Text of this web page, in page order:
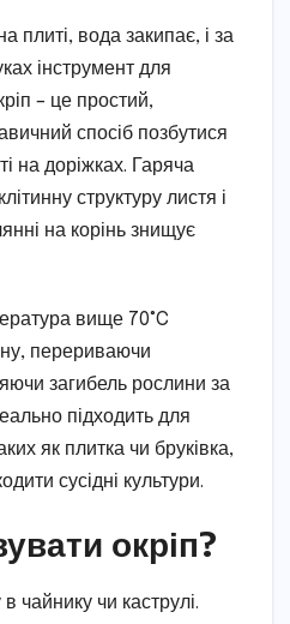
плиті, вода закипає, і за
інструмент для
– це простий,
спосіб позбутися
на доріжках. Гаряча
структуру листя і
на корінь знищує
вище 70°C
перериваючи
загибель рослини за
підходить для
як плитка чи бруківка,
сусідні культури.
окріп?
в чайнику чи каструлі.